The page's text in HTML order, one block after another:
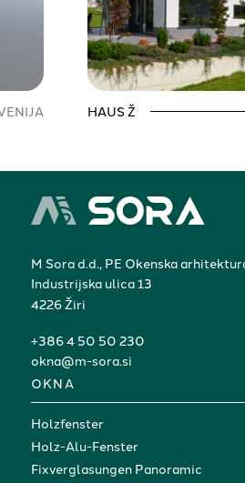
HAUS Ž
M Sora d.d., PE Okenska
Industrijska ulica 13
4226 Žiri
+386 4 50 50 230
okna@m-sora.si
OKNA
Holzfenster
Holz-Alu-Fenster
Fixverglasungen Panoramic